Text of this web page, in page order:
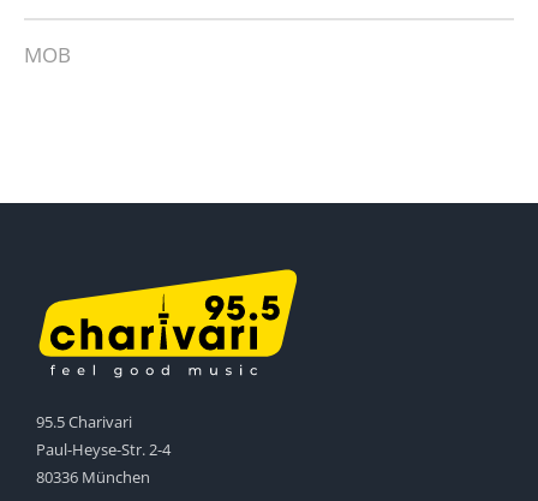
MOB
95.5 Charivari
Paul-Heyse-Str. 2-4
80336 München